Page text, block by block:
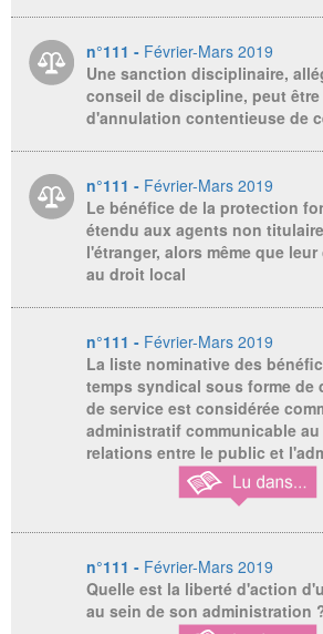
n°111 - Février-Mars 2019
Une sanction disciplinaire,
conseil de discipline, peut
d'annulation contentieuse de
n°111 - Février-Mars 2019
Le bénéfice de la protection
étendu aux agents non
l'étranger, alors même que
au droit local
n°111 - Février-Mars 2019
La liste nominative des
temps syndical sous forme de
de service est considérée
administratif communicable
relations entre le public et
n°111 - Février-Mars 2019
Quelle est la liberté d'action
au sein de son administration